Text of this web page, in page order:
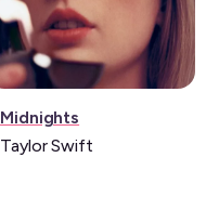
Musique:
Midnights
Taylor Swift